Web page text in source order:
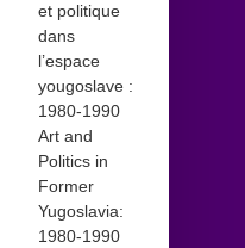
et politique
dans
l’espace
yougoslave :
1980-1990
Art and
Politics in
Former
Yugoslavia:
1980-1990